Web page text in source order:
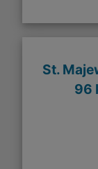
St.
96